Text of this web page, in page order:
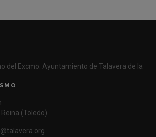
del Excmo. Ayuntamiento de Talavera de la
(Toledo)